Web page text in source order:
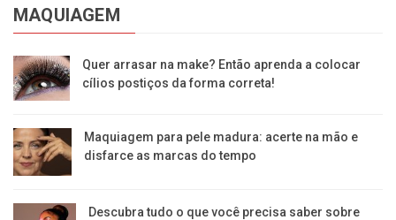
MAQUIAGEM
Quer arrasar na make? Então aprenda a colocar
cílios postiços da forma correta!
Maquiagem para pele madura: acerte na mão e
disfarce as marcas do tempo
Descubra tudo o que você precisa saber sobre